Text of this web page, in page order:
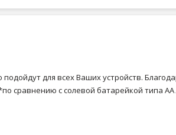
для всех Ваших устройств.
с солевой батарейкой типа АА